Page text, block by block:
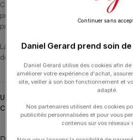
Ce pendentif Oeil de la collection
prusse est fabriqué dans le sud de la
protège.
La collection Voyage est une aventure
de symboles électriques et universels.
UGS :
Catégories : Eye, GIGI CLOZEAU,
Daniel Gerard prend soin
Daniel Gerard utilise des cookies afin
améliorer votre expérience d'achat,
site, veiller à son bon fonctionnement et
adapté.
Nos partenaires utilisent des cookies
publicités personnalisées et pour vous
contenus sur vos réseaux
Continuer sans